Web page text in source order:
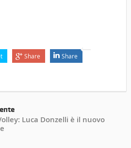
Share Share
Luca Donzelli è il nuovo